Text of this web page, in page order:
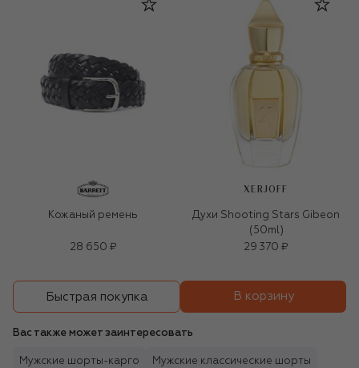
Кожаный ремень
28 650 ₽
XERJOFF
Духи Shooting Stars Gibeon
(50ml)
29 370 ₽
Быстрая покупка В корзину
Вас также может заинтересовать
Мужские шорты-карго Мужские классические шорты